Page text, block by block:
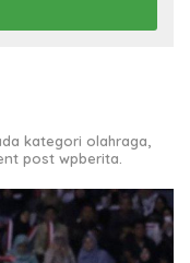
kategori olahraga,
post wpberita.